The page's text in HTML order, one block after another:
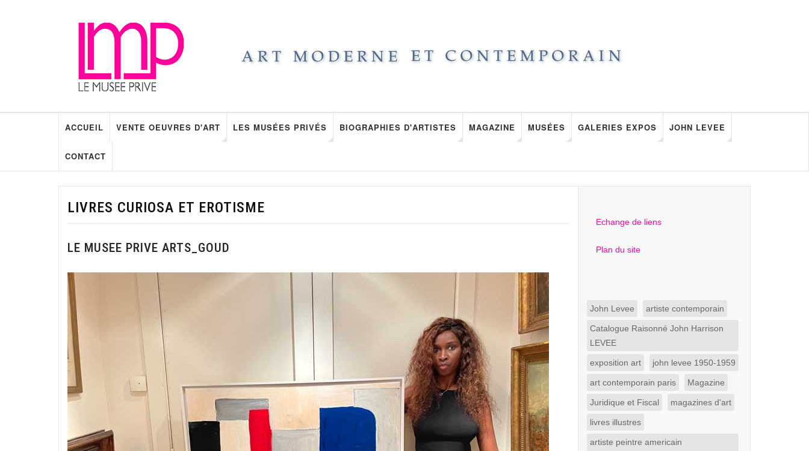
ACCUEIL VENTE OEUVRES D'ART LES MUSÉES PRIVÉS BIOGRAPHIES D'ARTISTES MAGAZINE MUSÉES GALERIES EXPOS JOHN LEVEE
CONTACT
LIVRES CURIOSA ET EROTISME
LE MUSEE PRIVE ARTS_GOUD
Echange de liens
Plan du site
John Levee artiste contemporain
Catalogue Raisonné John Harrison
LEVEE
exposition art john levee 1950-1959
art contemporain paris Magazine
Juridique et Fiscal magazines d'art
livres illustres
artiste peintre americain